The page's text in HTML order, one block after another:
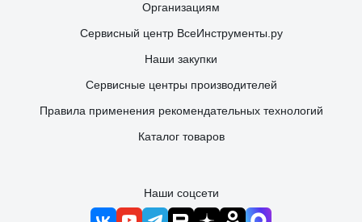
Организациям
Сервисный центр ВсеИнструменты.ру
Наши закупки
Сервисные центры производителей
Правила применения рекомендательных технологий
Каталог товаров
Наши соцсети